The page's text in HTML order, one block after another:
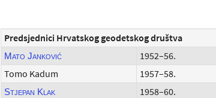
Predsjednici Hrvatskog geodetskog društva
Mato Janković
1952–56.
Tomo Kadum
1957–58.
Stjepan Klak
1958–60.